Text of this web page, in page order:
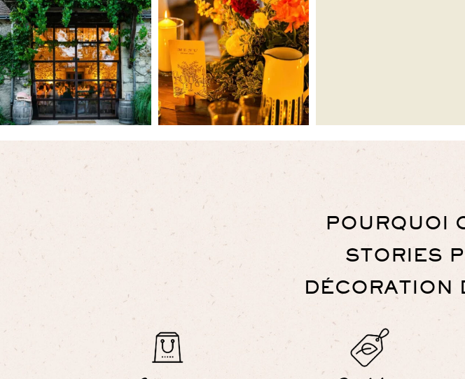
POURQUOI
STORIES
DÉCORATION